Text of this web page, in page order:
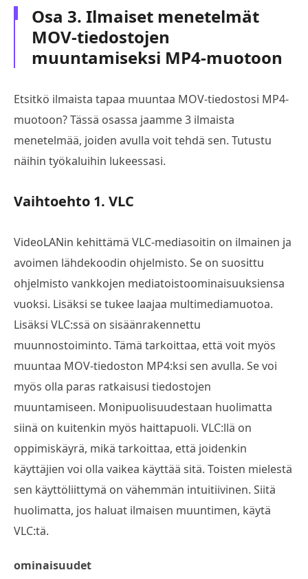
Osa 3. Ilmaiset menetelmät
MOV-tiedostojen
muuntamiseksi MP4-muotoon
Etsitkö ilmaista tapaa muuntaa MOV-tiedostosi MP4-
muotoon? Tässä osassa jaamme 3 ilmaista
menetelmää, joiden avulla voit tehdä sen. Tutustu
näihin työkaluihin lukeessasi.
Vaihtoehto 1. VLC
VideoLANin kehittämä VLC-mediasoitin on ilmainen ja
avoimen lähdekoodin ohjelmisto. Se on suosittu
ohjelmisto vankkojen mediatoistoominaisuuksiensa
vuoksi. Lisäksi se tukee laajaa multimediamuotoa.
Lisäksi VLC:ssä on sisäänrakennettu
muunnostoiminto. Tämä tarkoittaa, että voit myös
muuntaa MOV-tiedoston MP4:ksi sen avulla. Se voi
myös olla paras ratkaisusi tiedostojen
muuntamiseen. Monipuolisuudestaan huolimatta
siinä on kuitenkin myös haittapuoli. VLC:llä on
oppimiskäyrä, mikä tarkoittaa, että joidenkin
käyttäjien voi olla vaikea käyttää sitä. Toisten mielestä
sen käyttöliittymä on vähemmän intuitiivinen. Siitä
huolimatta, jos haluat ilmaisen muuntimen, käytä
VLC:tä.
ominaisuudet